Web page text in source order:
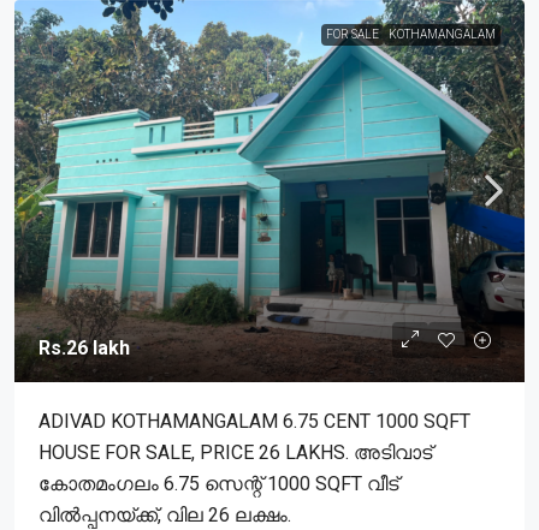
FOR SALE KOTHAMANGALAM
Rs.26 lakh
ADIVAD KOTHAMANGALAM 6.75 CENT 1000 SQFT
HOUSE FOR SALE, PRICE 26 LAKHS. അടിവാട്
കോതമംഗലം 6.75 സെന്റ് 1000 SQFT വീട്
വിൽപ്പനയ്ക്ക്, വില 26 ലക്ഷം.